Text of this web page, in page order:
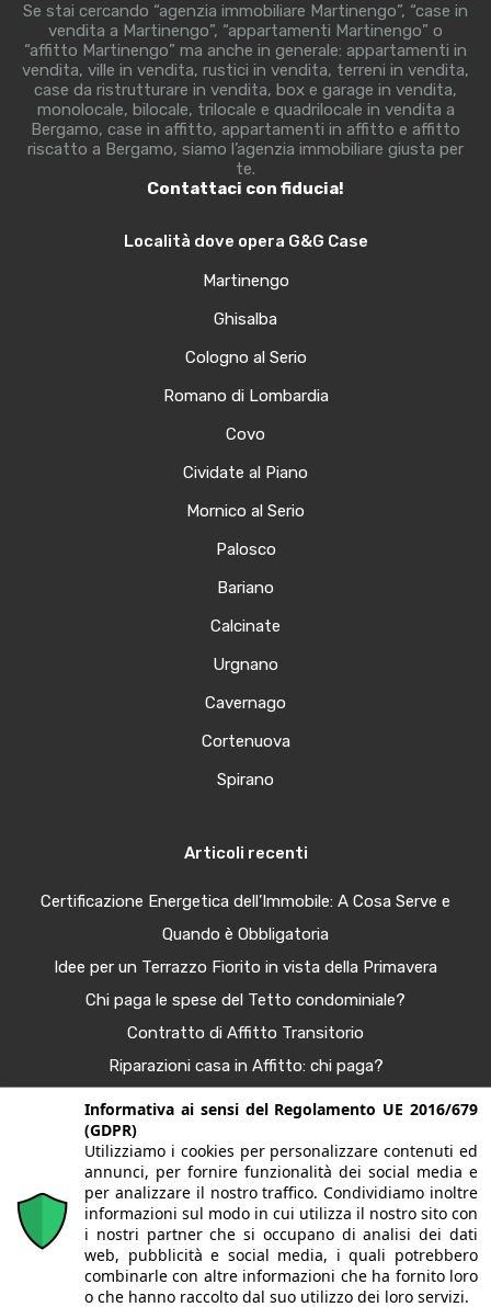
Se stai cercando “agenzia immobiliare Martinengo”, “case in
vendita a Martinengo”, “appartamenti Martinengo” o
“affitto Martinengo” ma anche in generale: appartamenti in
vendita, ville in vendita, rustici in vendita, terreni in vendita,
case da ristrutturare in vendita, box e garage in vendita,
monolocale, bilocale, trilocale e quadrilocale in vendita a
Bergamo, case in affitto, appartamenti in affitto e affitto
riscatto a Bergamo, siamo l’agenzia immobiliare giusta per
te.
Contattaci con fiducia!
Località dove opera G&G Case
Martinengo
Ghisalba
Cologno al Serio
Romano di Lombardia
Covo
Cividate al Piano
Mornico al Serio
Palosco
Bariano
Calcinate
Urgnano
Cavernago
Cortenuova
Spirano
Articoli recenti
Certificazione Energetica dell’Immobile: A Cosa Serve e
Quando è Obbligatoria
Idee per un Terrazzo Fiorito in vista della Primavera
Chi paga le spese del Tetto condominiale?
Contratto di Affitto Transitorio
Riparazioni casa in Affitto: chi paga?
Procura Immobiliare – Guida completa
Tendenze Arredo e Nuance per la Casa Autunno 2025
Bonus Casa al 50%: Agevolazioni in Scadenza
© 2020. Tutti i diritti riservati. G&G case | Largo fratelli
Sporchia, 3 - 24057 Martinengo (BG) | P.Iva/CF
Informativa ai sensi del Regolamento UE 2016/679
(GDPR)
Utilizziamo i cookies per personalizzare contenuti ed
annunci, per fornire funzionalità dei social media e
per analizzare il nostro traffico. Condividiamo inoltre
informazioni sul modo in cui utilizza il nostro sito con
i nostri partner che si occupano di analisi dei dati
web, pubblicità e social media, i quali potrebbero
combinarle con altre informazioni che ha fornito loro
o che hanno raccolto dal suo utilizzo dei loro servizi.